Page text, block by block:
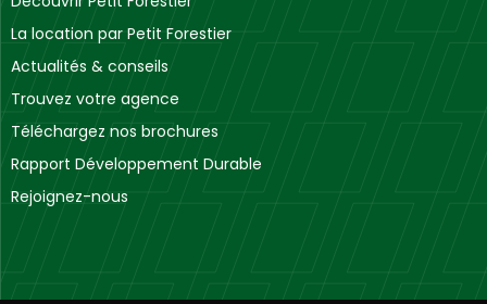
La location par Petit Forestier
Actualités & conseils
Trouvez votre agence
Téléchargez nos brochures
Rapport Développement Durable
Rejoignez-nous